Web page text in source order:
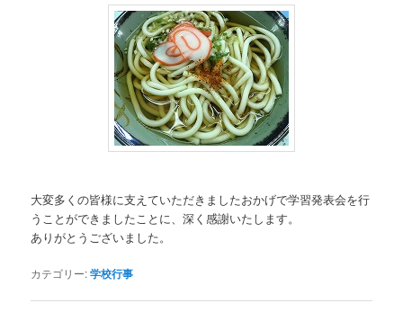
大変多くの皆様に支えていただきましたおかげで学習発表会を行
うことができましたことに、深く感謝いたします。
ありがとうございました。
カテゴリー:学校行事